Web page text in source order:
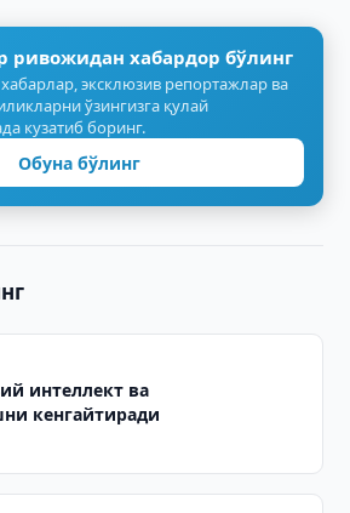
ривожидан хабардор бўлинг
эксклюзив репортажлар ва
ўзингизга қулай
кузатиб боринг.
Обуна бўлинг
интеллект ва
кенгайтиради